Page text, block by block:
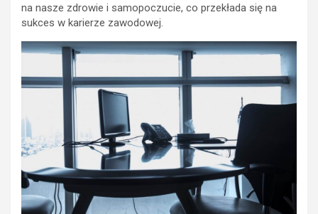
na nasze zdrowie i samopoczucie, co przekłada się na
sukces w karierze zawodowej.